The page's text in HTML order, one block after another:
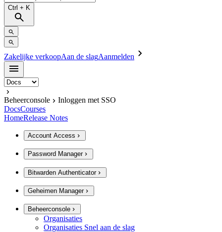
Ctrl + K
Zakelijke verkoopAan de slagAanmelden
Beheerconsole
Inloggen met SSO
DocsCourses
HomeRelease Notes
Account Access
Password Manager
Bitwarden Authenticator
Geheimen Manager
Beheerconsole
Organisaties
Organisaties Snel aan de slag